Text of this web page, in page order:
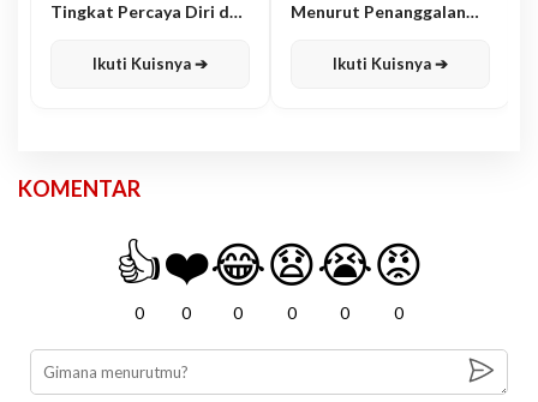
Tingkat Percaya Diri dan
Ikuti Kuisnya ➔
Menurut Penanggalan
Ikuti Kuisnya ➔
KOMENTAR
👍
0
❤️
0
😂
0
😧
0
😭
0
😡
0